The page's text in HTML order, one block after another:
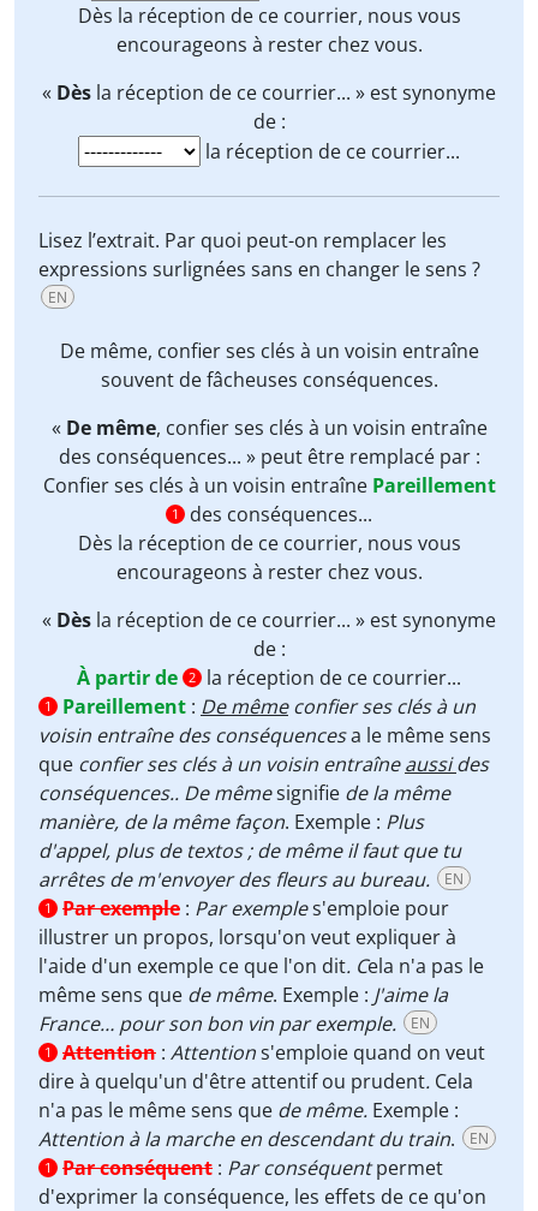
Dès la réception de ce courrier, nous vous
encourageons à rester chez vous.
« Dès la réception de ce courrier... » est synonyme
de :
la réception de ce courrier...
Lisez l’extrait. Par quoi peut-on remplacer les
expressions surlignées sans en changer le sens ?
EN
De même, confier ses clés à un voisin entraîne
souvent de fâcheuses conséquences.
« De même, confier ses clés à un voisin entraîne
des conséquences... » peut être remplacé par :
Confier ses clés à un voisin entraîne Pareillement
1
des conséquences...
Dès la réception de ce courrier, nous vous
encourageons à rester chez vous.
« Dès la réception de ce courrier... » est synonyme
de :
À partir de 2 la réception de ce courrier...
1 Pareillement : De mêmeconfier ses clés à un
voisin entraîne des conséquencesa le même sens
que confier ses clés à un voisin entraîneaussides
conséquences.. De mêmesignifie de la même
manière, de la même façon. Exemple : Plus
d'appel, plus de textos ; de même il faut que tu
arrêtes de m'envoyer des fleurs au bureau.
EN
1 Par exemple : Par exemples'emploie pour
illustrer un propos, lorsqu'on veut expliquer à
l'aide d'un exemple ce que l'on dit. Cela n'a pas le
même sens que de même. Exemple : J'aime la
France… pour son bon vin par exemple.
EN
1 Attention : Attentions'emploie quand on veut
dire à quelqu'un d'être attentif ou prudent. Cela
n'a pas le même sens que de même. Exemple :
Attention à la marche en descendant du train. EN
1 Par conséquent : Par conséquentpermet
d'exprimer la conséquence, les effets de ce qu'on